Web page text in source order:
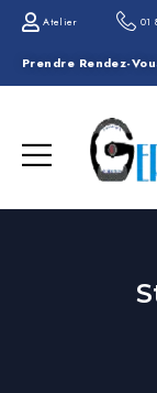
Atelier 01
Prendre Rendez-